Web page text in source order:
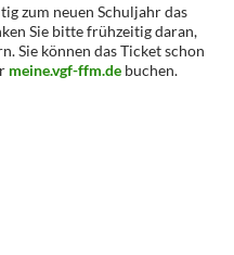
zum neuen Schuljahr das
Sie bitte frühzeitig daran,
Sie können das Ticket schon
meine.vgf-ffm.de buchen.